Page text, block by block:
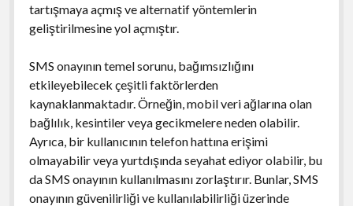
tartışmaya açmış ve alternatif yöntemlerin
geliştirilmesine yol açmıştır.
SMS onayının temel sorunu, bağımsızlığını
etkileyebilecek çeşitli faktörlerden
kaynaklanmaktadır. Örneğin, mobil veri ağlarına olan
bağlılık, kesintiler veya gecikmelere neden olabilir.
Ayrıca, bir kullanıcının telefon hattına erişimi
olmayabilir veya yurtdışında seyahat ediyor olabilir, bu
da SMS onayının kullanılmasını zorlaştırır. Bunlar, SMS
onayının güvenilirliği ve kullanılabilirliği üzerinde